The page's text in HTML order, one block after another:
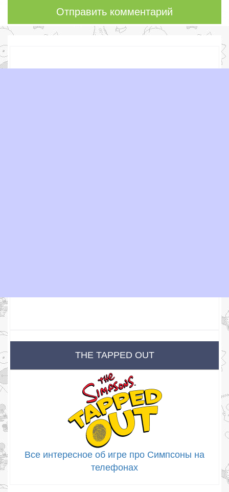
THE TAPPED OUT
Все интересное об игре про Симпсоны на
телефонах